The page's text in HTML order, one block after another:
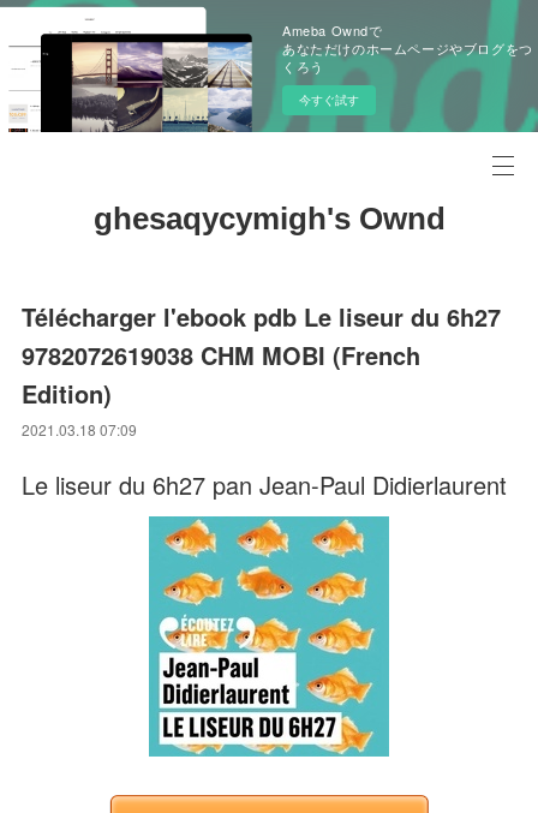
Ameba Owndで
あなただけのホームページやブログをつ
くろう
今すぐ試す
ghesaqycymigh's Ownd
Télécharger l'ebook pdb Le liseur du 6h27
9782072619038 CHM MOBI (French
Edition)
2021.03.18 07:09
Le liseur du 6h27 pan Jean-Paul Didierlaurent